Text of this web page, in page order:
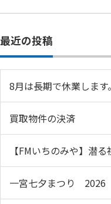
最近の投稿
8月は長期で休業します。
買取物件の決済
【FMいちのみや】潜
一宮七夕まつり 2026